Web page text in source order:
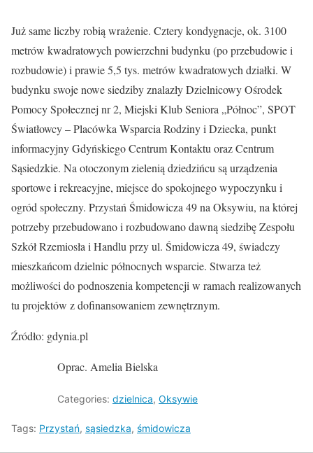
Już same liczby robią wrażenie. Cztery kondygnacje, ok. 3100
metrów kwadratowych powierzchni budynku (po przebudowie i
rozbudowie) i prawie 5,5 tys. metrów kwadratowych działki. W
budynku swoje nowe siedziby znalazły Dzielnicowy Ośrodek
Pomocy Społecznej nr 2, Miejski Klub Seniora „Północ”, SPOT
Światłowcy – Placówka Wsparcia Rodziny i Dziecka, punkt
informacyjny Gdyńskiego Centrum Kontaktu oraz Centrum
Sąsiedzkie. Na otoczonym zielenią dziedzińcu są urządzenia
sportowe i rekreacyjne, miejsce do spokojnego wypoczynku i
ogród społeczny. Przystań Śmidowicza 49 na Oksywiu, na której
potrzeby przebudowano i rozbudowano dawną siedzibę Zespołu
Szkół Rzemiosła i Handlu przy ul. Śmidowicza 49, świadczy
mieszkańcom dzielnic północnych wsparcie. Stwarza też
możliwości do podnoszenia kompetencji w ramach realizowanych
tu projektów z dofinansowaniem zewnętrznym.
Źródło: gdynia.pl
Oprac. Amelia Bielska
Categories: dzielnica, Oksywie
Tags: Przystań, sąsiedzka, śmidowicza